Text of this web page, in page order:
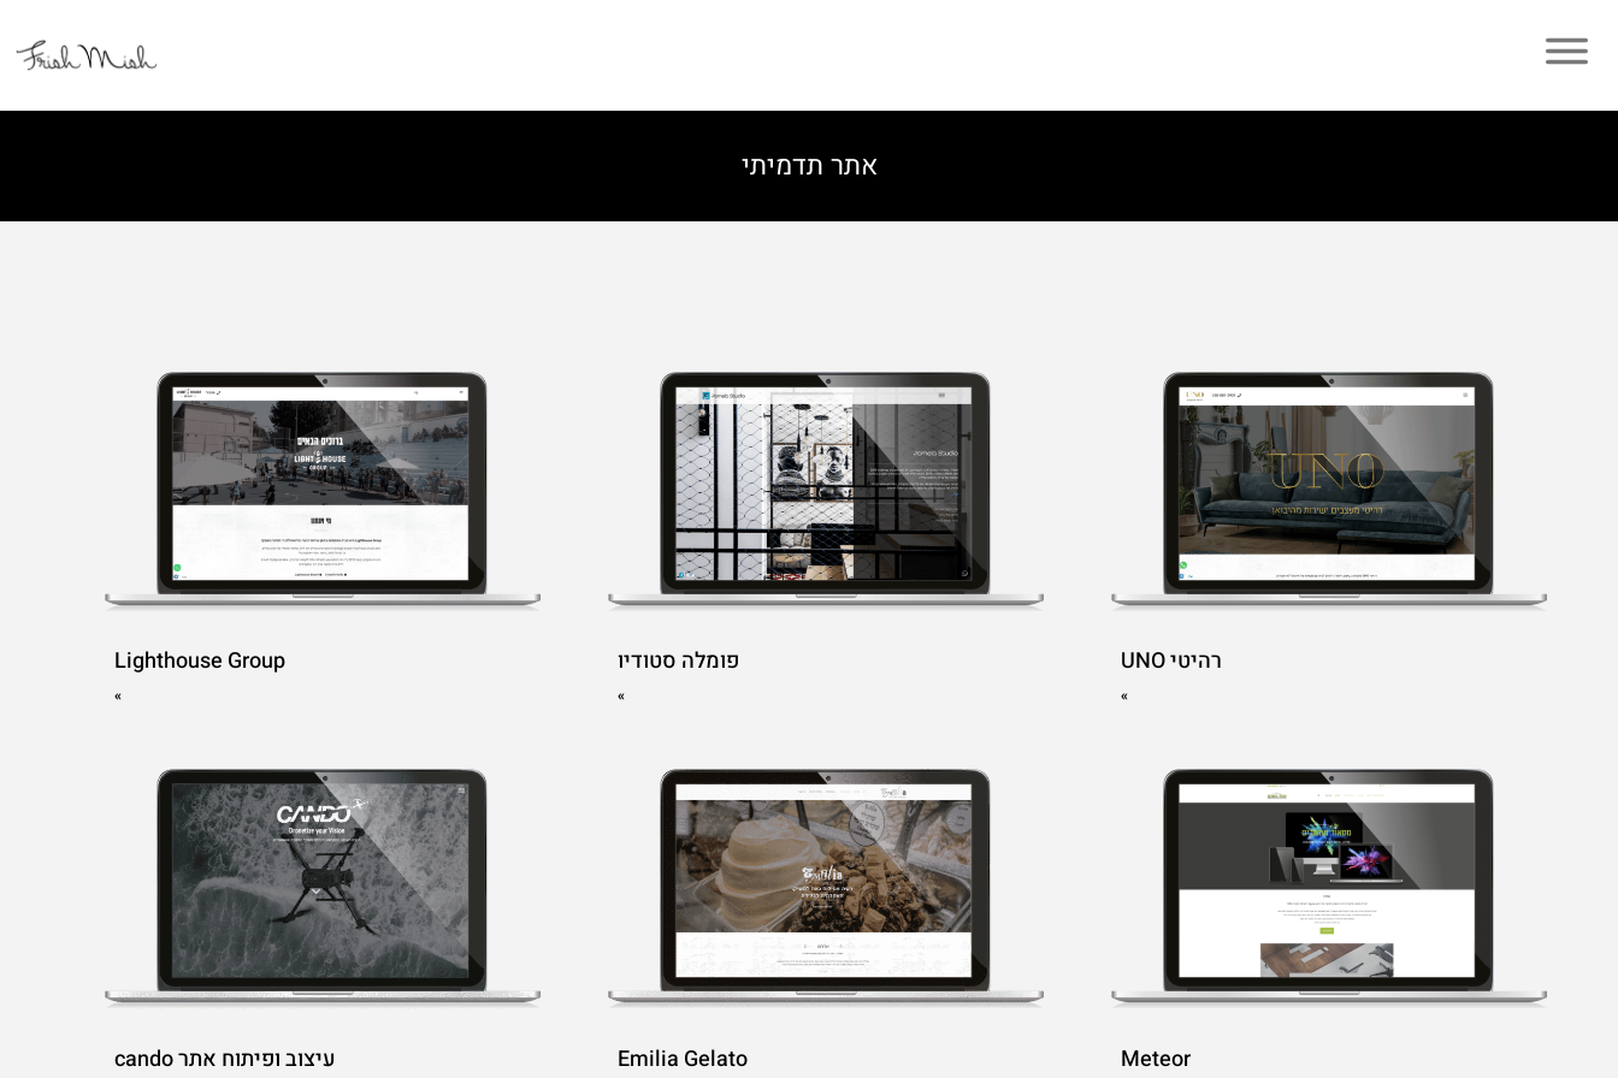
אתר תדמיתי
רהיטי UNO
»
פומלה סטודיו
»
Lighthouse Group
»
Meteor
Emilia Gelato עיצוב ופיתוח אתר cando